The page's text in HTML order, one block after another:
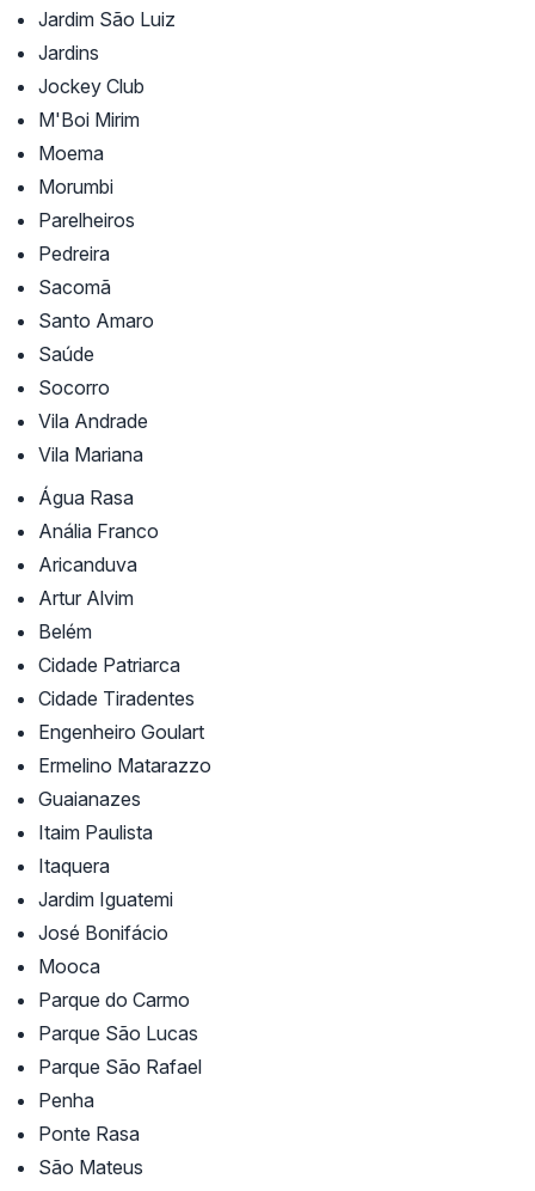
Jardim São Luiz
Jardins
Jockey Club
M'Boi Mirim
Moema
Morumbi
Parelheiros
Pedreira
Sacomã
Santo Amaro
Saúde
Socorro
Vila Andrade
Vila Mariana
Água Rasa
Anália Franco
Aricanduva
Artur Alvim
Belém
Cidade Patriarca
Cidade Tiradentes
Engenheiro Goulart
Ermelino Matarazzo
Guaianazes
Itaim Paulista
Itaquera
Jardim Iguatemi
José Bonifácio
Mooca
Parque do Carmo
Parque São Lucas
Parque São Rafael
Penha
Ponte Rasa
São Mateus